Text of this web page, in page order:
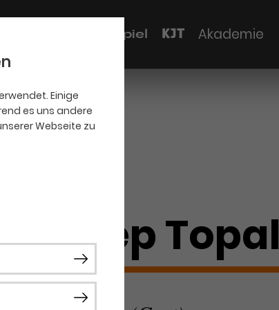
Einige
es uns andere
Webseite zu
Schauspiel KJT Akademie
Zeynep Topal